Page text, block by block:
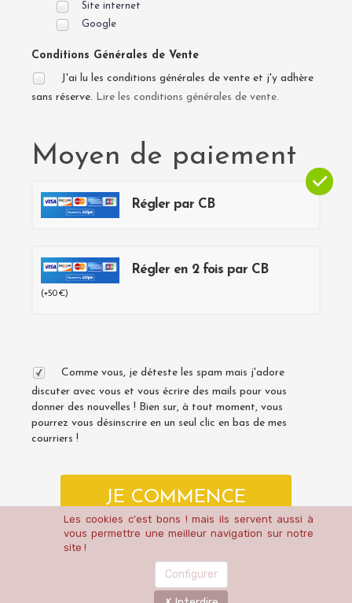
Site internet
Google
Conditions Générales de Vente
J'ai lu les conditions générales de vente et j'y adhère
sans réserve. Lire les conditions générales de vente.
Moyen de paiement
Régler par CB
Régler en 2 fois par CB
(+50 €)
Comme vous, je déteste les spam mais j'adore
discuter avec vous et vous écrire des mails pour vous
donner des nouvelles ! Bien sur, à tout moment, vous
pourrez vous désinscrire en un seul clic en bas de mes
courriers !
JE COMMENCE
MAINTENANT MON
FAUTEUIL
Les cookies c'est bons ! mais ils servent aussi à
vous permettre une meilleur navigation sur notre
site !
Configurer